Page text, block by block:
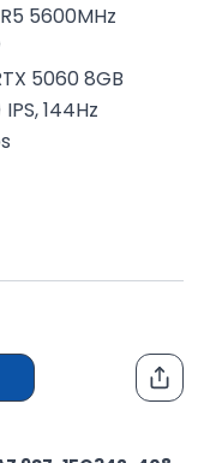
5600MHz
5060 8GB
144Hz